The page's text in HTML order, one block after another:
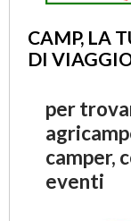
CAMP, LA
DI
per
camper,
eventi